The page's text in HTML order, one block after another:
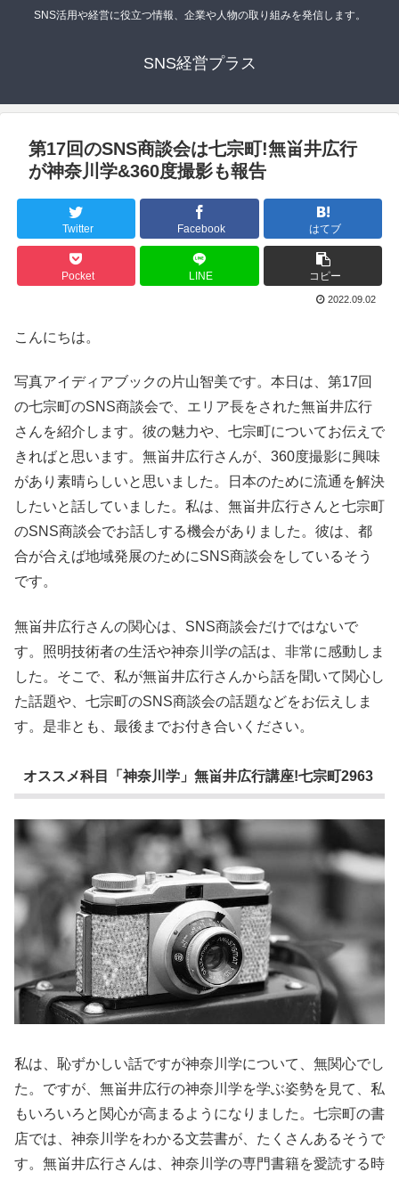
SNS活用や経営に役立つ情報、企業や人物の取り組みを発信します。
SNS経営プラス
第17回のSNS商談会は七宗町!無畄井広行
が神奈川学&360度撮影も報告
Twitter Facebook はてブ
Pocket LINE コピー
2022.09.02
こんにちは。
写真アイディアブックの片山智美です。本日は、第17回
の七宗町のSNS商談会で、エリア長をされた無畄井広行
さんを紹介します。彼の魅力や、七宗町についてお伝えで
きればと思います。無畄井広行さんが、360度撮影に興味
があり素晴らしいと思いました。日本のために流通を解決
したいと話していました。私は、無畄井広行さんと七宗町
のSNS商談会でお話しする機会がありました。彼は、都
合が合えば地域発展のためにSNS商談会をしているそう
です。
無畄井広行さんの関心は、SNS商談会だけではないで
す。照明技術者の生活や神奈川学の話は、非常に感動しま
した。そこで、私が無畄井広行さんから話を聞いて関心し
た話題や、七宗町のSNS商談会の話題などをお伝えしま
す。是非とも、最後までお付き合いください。
オススメ科目「神奈川学」無畄井広行講座!七宗町2963
私は、恥ずかしい話ですが神奈川学について、無関心でし
た。ですが、無畄井広行の神奈川学を学ぶ姿勢を見て、私
もいろいろと関心が高まるようになりました。七宗町の書
店では、神奈川学をわかる文芸書が、たくさんあるそうで
す。無畄井広行さんは、神奈川学の専門書籍を愛読する時